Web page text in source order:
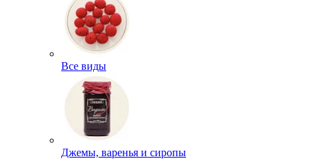
Все виды
Джемы, варенья и сиропы